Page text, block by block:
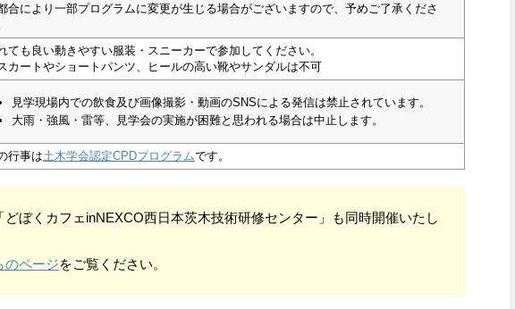
合により一部プログラムに変更が生じる場合がございますので、予めご了承くださ
ても良い動きやすい服装・スニーカーで参加してください。
カートやショートパンツ、ヒールの高い靴やサンダルは不可
見学現場内での飲食及び画像撮影・動画のSNSによる発信は禁止されています。
大雨・強風・雷等、見学会の実施が困難と思われる場合は中止します。
行事は土木学会認定CPDプログラムです。
どぼくカフェinNEXCO西日本茨木技術研修センター」も同時開催いたし
のページをご覧ください。